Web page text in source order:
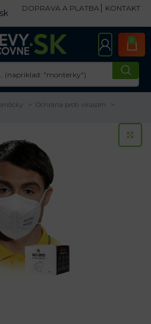
DOPRAVA A PLATBA KONTAKT
0
Ochrana proti vírusom